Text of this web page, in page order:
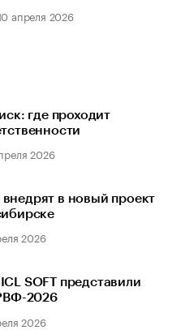
апреля 2026
где проходит
2026
в новый проект
2026
SOFT представили
2026
2026